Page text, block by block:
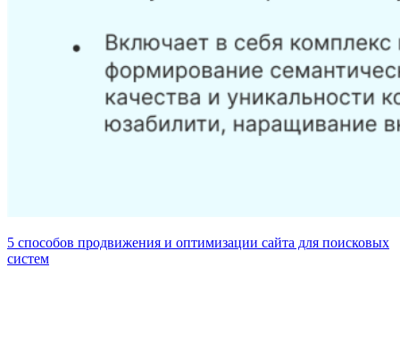
5 способов продвижения и оптимизации сайта для поисковых
систем